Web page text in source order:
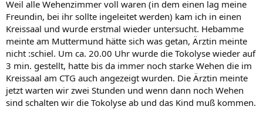
Weil alle Wehenzimmer voll waren (in dem einen lag meine
Freundin, bei ihr sollte ingeleitet werden) kam ich in einen
Kreissaal und wurde erstmal wieder untersucht. Hebamme
meinte am Muttermund hätte sich was getan, Ärztin meinte
nicht :schiel. Um ca. 20.00 Uhr wurde die Tokolyse wieder auf
3 min. gestellt, hatte bis da immer noch starke Wehen die im
Kreissaal am CTG auch angezeigt wurden. Die Ärztin meinte
jetzt warten wir zwei Stunden und wenn dann noch Wehen
sind schalten wir die Tokolyse ab und das Kind muß kommen.